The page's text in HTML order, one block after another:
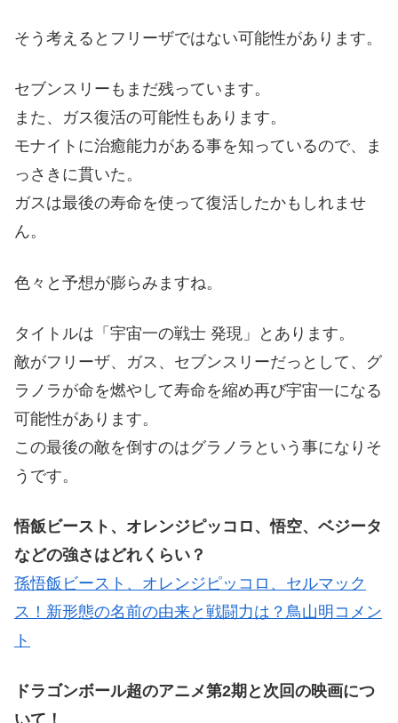
そう考えるとフリーザではない可能性があります。
セブンスリーもまだ残っています。
また、ガス復活の可能性もあります。
モナイトに治癒能力がある事を知っているので、ま
っさきに貫いた。
ガスは最後の寿命を使って復活したかもしれませ
ん。
色々と予想が膨らみますね。
タイトルは「宇宙一の戦士 発現」とあります。
敵がフリーザ、ガス、セブンスリーだっとして、グ
ラノラが命を燃やして寿命を縮め再び宇宙一になる
可能性があります。
この最後の敵を倒すのはグラノラという事になりそ
うです。
悟飯ビースト、オレンジピッコロ、悟空、ベジータ
などの強さはどれくらい？
孫悟飯ビースト、オレンジピッコロ、セルマック
ス！新形態の名前の由来と戦闘力は？鳥山明コメン
ト
ドラゴンボール超のアニメ第2期と次回の映画につ